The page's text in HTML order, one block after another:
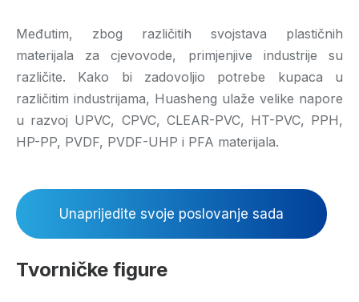
Međutim, zbog različitih svojstava plastičnih
materijala za cjevovode, primjenjive industrije su
različite. Kako bi zadovoljio potrebe kupaca u
različitim industrijama, Huasheng ulaže velike napore
u razvoj UPVC, CPVC, CLEAR-PVC, HT-PVC, PPH,
HP-PP, PVDF, PVDF-UHP i PFA materijala.
Unaprijedite svoje poslovanje sada
Tvorničke figure